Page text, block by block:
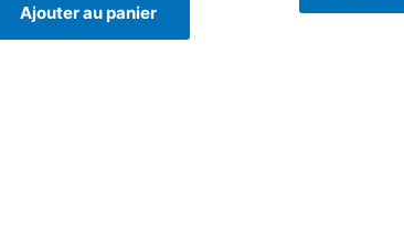
Ajouter au panier